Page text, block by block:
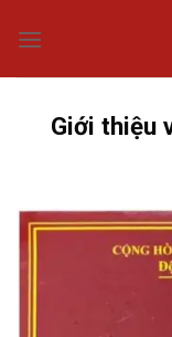
đến
Giới thiệu